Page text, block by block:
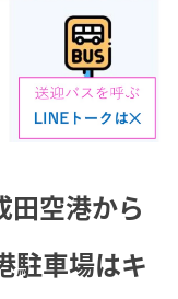
空港から
駐車場はキ